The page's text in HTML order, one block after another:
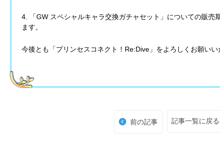
4. 「GW スペシャルキャラ交換ガチャセット」についての販売
ます。
今後とも「プリンセスコネクト！Re:Dive」をよろしくお願いい
前の記事 記事一覧に戻る